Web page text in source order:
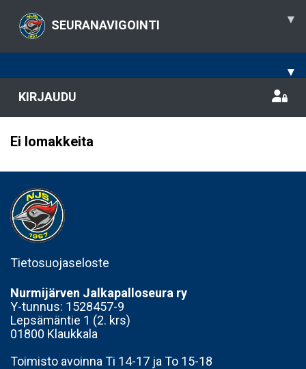
SEURANAVIGOINTI ▾
▾
KIRJAUDU
Ei lomakkeita
Tietosuojaseloste
Nurmijärven Jalkapalloseura ry
Y-tunnus: 1528457-9
Lepsämäntie 1 (2. krs)
01800 Klaukkala
Toimisto avoinna Ti 14-17 ja To 15-18